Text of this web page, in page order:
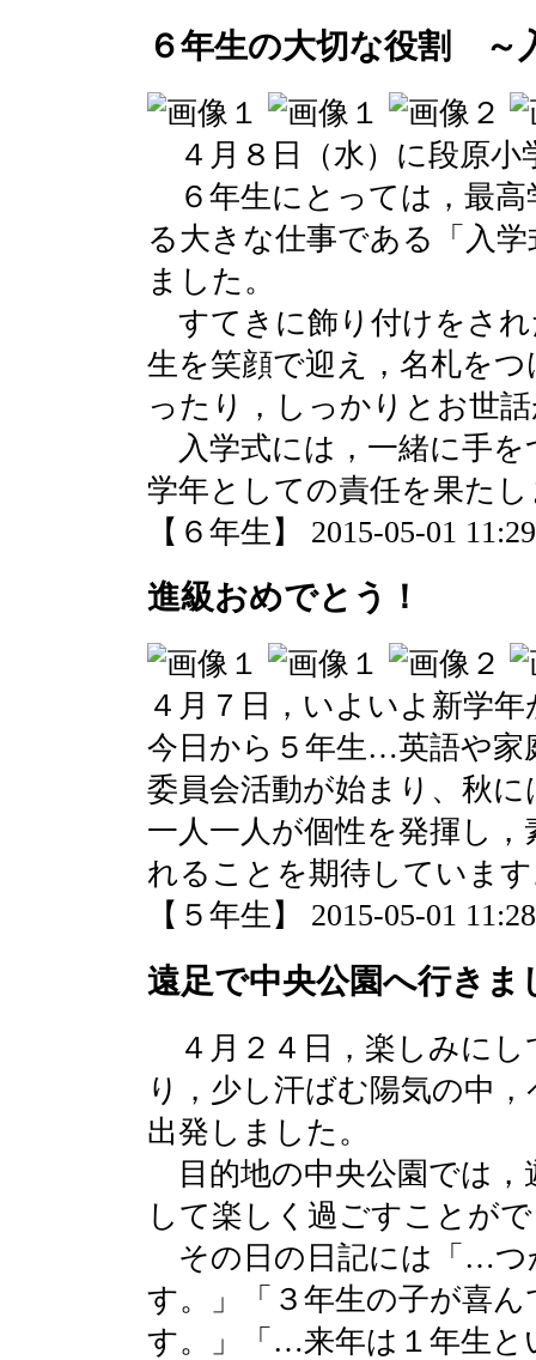
６年生の大切な役割 ～
４月８日（水）に段原小
６年生にとっては，最高
る大きな仕事である「入
ました。
すてきに飾り付けをさ
生を笑顔で迎え，名札を
ったり，しっかりとお世
入学式には，一緒に手を
学年としての責任を果た
【６年生】 2015-05-01
進級おめでとう！
４月７日，いよいよ新学
今日から５年生…英語や家
委員会活動が始まり、秋
一人一人が個性を発揮し
れることを期待していま
【５年生】 2015-05-01
遠足で中央公園へ行きま
４月２４日，楽しみにし
り，少し汗ばむ陽気の中
出発しました。
目的地の中央公園では，
して楽しく過ごすことが
その日の日記には「…つ
す。」「３年生の子が喜
す。」「…来年は１年生と